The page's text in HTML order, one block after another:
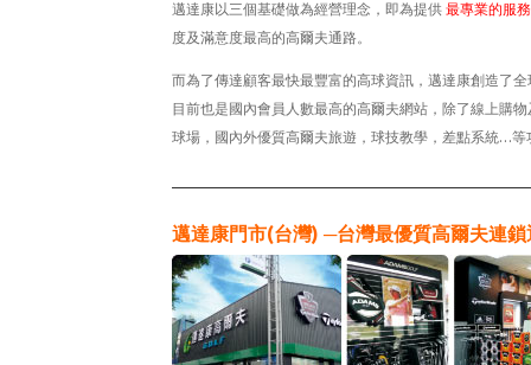
邁達康以三個基礎做為經營理念，即為提供 最專業的服
度及滿意度最高的高爾夫通路。
而為了傳達顧客最快最豐富的高球資訊，邁達康創造了
目前也是國內會員人數最高的高爾夫網站，除了線上購
球場，國內外優質高爾夫旅遊，球技教學，差點系統…等
邁達康門市(台灣) ─台灣最優質高爾夫連